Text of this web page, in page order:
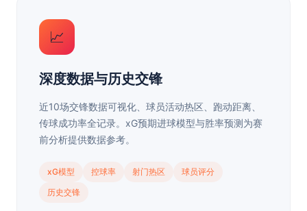
📈
深度数据与历史交锋
近10场交锋数据可视化、球员活动热区、跑动距离、
传球成功率全记录。xG预期进球模型与胜率预测为赛
前分析提供数据参考。
xG模型 控球率 射门热区
球员评分
历史交锋